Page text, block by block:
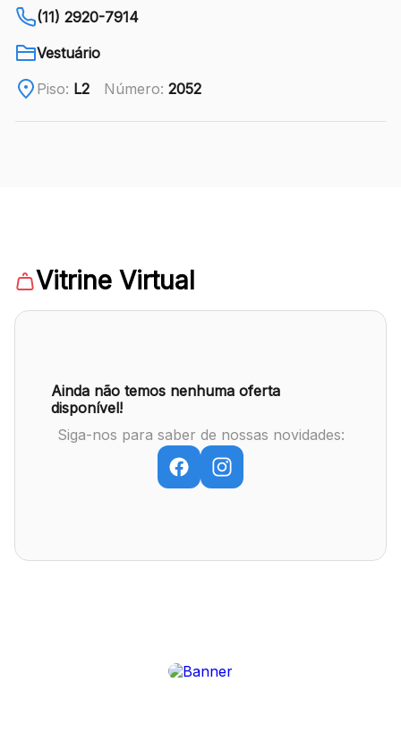
Av. Sete de Setembro, 2775 - Rebouças -
Curitiba, PR - CEP: 80230010
Ver local
Chamar Uber
(11) 2920-7914
Vestuário
Piso: L2 Número: 2052
Vitrine Virtual
Ainda não temos nenhuma oferta
disponível!
Siga-nos para saber de nossas novidades: